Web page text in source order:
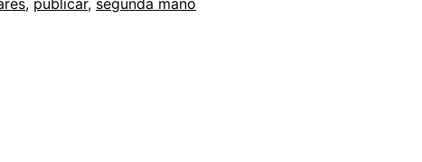
, publicar, segunda mano